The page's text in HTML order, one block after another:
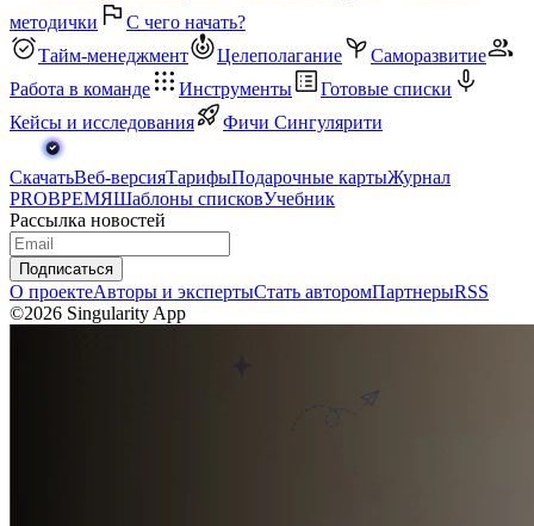
методички
С чего начать?
Тайм-менеджмент
Целеполагание
Саморазвитие
Работа в команде
Инструменты
Готовые списки
Кейсы и исследования
Фичи Сингулярити
СкачатьВеб-версияТарифыПодарочные картыЖурнал
PROВРЕМЯШаблоны списковУчебник
Рассылка новостей
Подписаться
О проектеАвторы и экспертыСтать авторомПартнерыRSS
©2026 Singularity App